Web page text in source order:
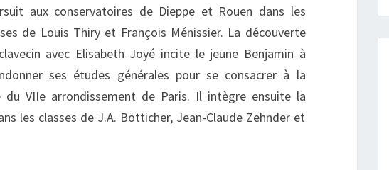
aux conservatoires de Dieppe et Rouen dans les
de Louis Thiry et François Ménissier. La découverte
avec Elisabeth Joyé incite le jeune Benjamin à
ses études générales pour se consacrer à la
du VIIe arrondissement de Paris. Il intègre ensuite la
les classes de J.A. Bötticher, Jean-Claude Zehnder et